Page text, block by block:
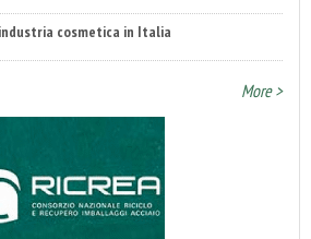
cosmetica in Italia
More >